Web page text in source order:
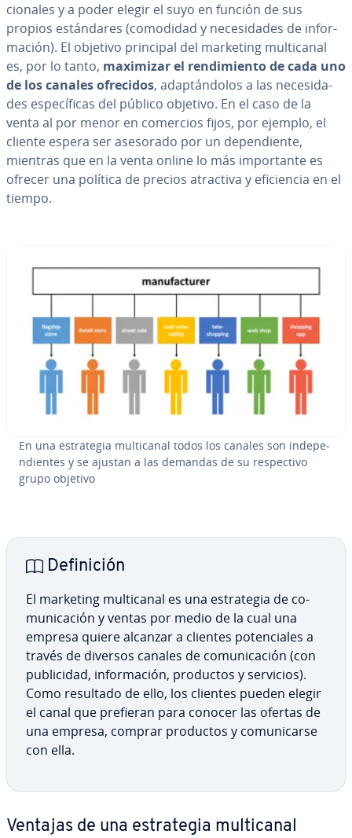
cio­na­les y a poder elegir el suyo en función de sus
propios es­tá­n­da­res (comodidad y ne­ce­si­da­des de in­fo­r­
ma­ción). El objetivo principal del marketing mu­l­ti­ca­nal
es, por lo tanto, maximizar el re­n­di­mie­n­to de cada uno
de los canales ofrecidos, ada­p­tá­n­do­los a las ne­ce­si­da­
des es­pe­cí­fi­cas del público objetivo. En el caso de la
venta al por menor en comercios fijos, por ejemplo, el
cliente espera ser asesorado por un de­pe­n­die­n­te,
mientras que en la venta online lo más im­po­r­ta­n­te es
ofrecer una política de precios atractiva y efi­cie­n­cia en el
tiempo.
En una es­tra­te­gia mu­l­ti­ca­nal todos los canales son in­de­pe­
n­die­n­tes y se ajustan a las demandas de su re­s­pe­c­ti­vo
grupo objetivo
De­fi­ni­ción
El marketing mu­l­ti­ca­nal es una es­tra­te­gia de co­
mu­ni­ca­ción y ventas por medio de la cual una
empresa quiere alcanzar a clientes po­te­n­cia­les a
través de diversos canales de co­mu­ni­ca­ción (con
pu­bli­ci­dad, in­fo­r­ma­ción, productos y servicios).
Como resultado de ello, los clientes pueden elegir
el canal que prefieran para conocer las ofertas de
una empresa, comprar productos y co­mu­ni­car­se
con ella.
Ventajas de una es­tra­te­gia mu­l­ti­ca­nal